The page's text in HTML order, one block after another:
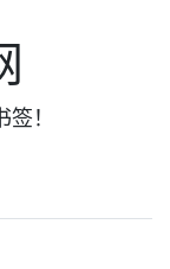
！